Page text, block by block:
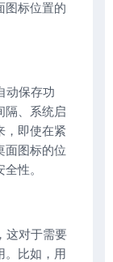
图标位置的
动保存功
隔、系统启
，即使在紧
面图标的位
性。
这对于需要
。比如，用